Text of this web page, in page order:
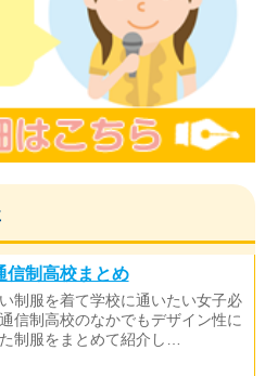
信制高校まとめ
制服を着て学校に通いたい女子必
信制高校のなかでもデザイン性に
制服をまとめて紹介し…